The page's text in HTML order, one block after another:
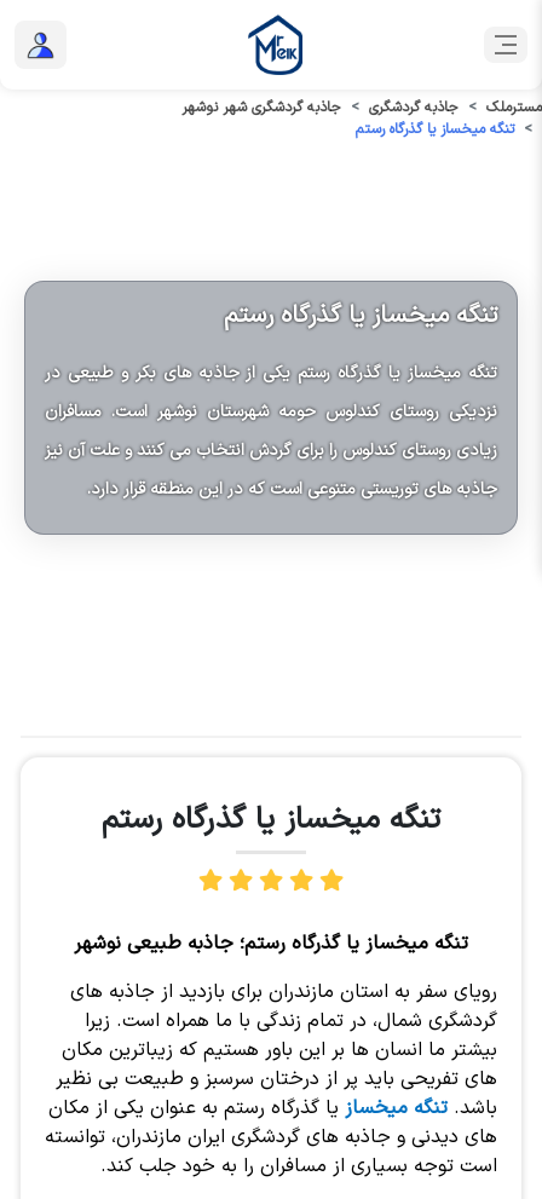
مسترملک جاذبه گردشگری
جاذبه گردشگری شهر نوشهر
تنگه میخساز یا گذرگاه رستم
تنگه میخساز یا گذرگاه رستم
تنگه میخساز یا گذرگاه رستم یکی از جاذبه های بکر و طبیعی در
نزدیکی روستای کندلوس حومه شهرستان نوشهر است. مسافران
زیادی روستای کندلوس را برای گردش انتخاب می کنند و علت آن نیز
جاذبه های توریستی متنوعی است که در این منطقه قرار دارد.
تنگه میخساز یا گذرگاه رستم
تنگه میخساز یا گذرگاه رستم؛ جاذبه طبیعی نوشهر
رویای سفر به استان مازندران برای بازدید از جاذبه های
گردشگری شمال، در تمام زندگی با ما همراه است. زیرا
بیشتر ما انسان ها بر این باور هستیم که زیباترین مکان
های تفریحی باید پر از درختان سرسبز و طبیعت بی نظیر
باشد.تنگه میخساز یا گذرگاه رستم به عنوان یکی از مکان
های دیدنی و جاذبه های گردشگری ایران مازندران، توانسته
است توجه بسیاری از مسافران را به خود جلب کند.